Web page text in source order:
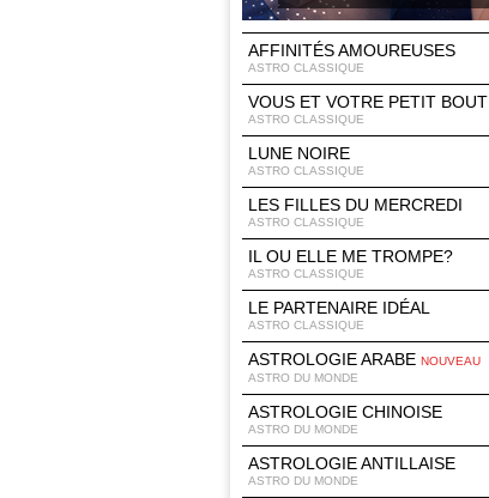
AFFINITÉS AMOUREUSES
ASTRO CLASSIQUE
VOUS ET VOTRE PETIT BOUT
ASTRO CLASSIQUE
LUNE NOIRE
ASTRO CLASSIQUE
LES FILLES DU MERCREDI
ASTRO CLASSIQUE
IL OU ELLE ME TROMPE?
ASTRO CLASSIQUE
LE PARTENAIRE IDÉAL
ASTRO CLASSIQUE
ASTROLOGIE ARABE NOUVEAU
ASTRO DU MONDE
ASTROLOGIE CHINOISE
ASTRO DU MONDE
ASTROLOGIE ANTILLAISE
ASTRO DU MONDE